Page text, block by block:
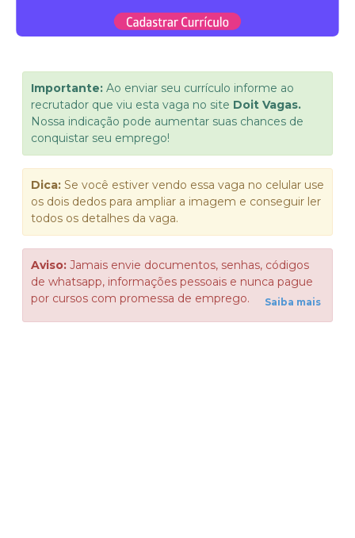
Importante: Ao enviar seu currículo informe ao
recrutador que viu esta vaga no site Doit Vagas.
Nossa indicação pode aumentar suas chances de
conquistar seu emprego!
Dica: Se você estiver vendo essa vaga no celular use
os dois dedos para ampliar a imagem e conseguir ler
todos os detalhes da vaga.
Aviso: Jamais envie documentos, senhas, códigos
de whatsapp, informações pessoais e nunca pague
por cursos com promessa de emprego.
Saiba mais